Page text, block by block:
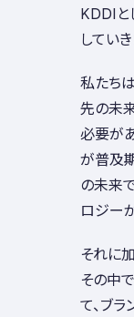
KDDIと
してい
私たち
先の未
必要が
が普及
の未来
ロジー
それに
その中
て、ブ